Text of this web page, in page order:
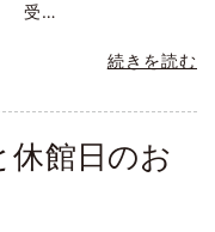
受…
続きを読む
休館日のお